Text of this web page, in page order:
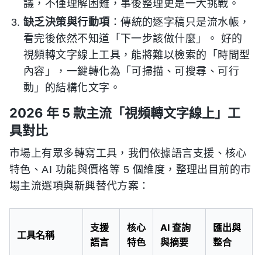
議，不僅理解困難，事後整理更是一大挑戰。
缺乏決策與行動項 ：傳統的逐字稿只是流水帳，
看完後依然不知道「下一步該做什麼」。 好的
視頻轉文字線上工具，能將難以檢索的「時間型
內容」，一鍵轉化為「可掃描、可搜尋、可行
動」的結構化文字。
2026 年 5 款主流「視頻轉文字線上」工
具對比
市場上有眾多轉寫工具，我們依據語言支援、核心
特色、AI 功能與價格等 5 個維度，整理出目前的市
場主流選項與新興替代方案：
工具名稱
支援
語言
核心
特色
AI 查詢
與摘要
匯出與
整合